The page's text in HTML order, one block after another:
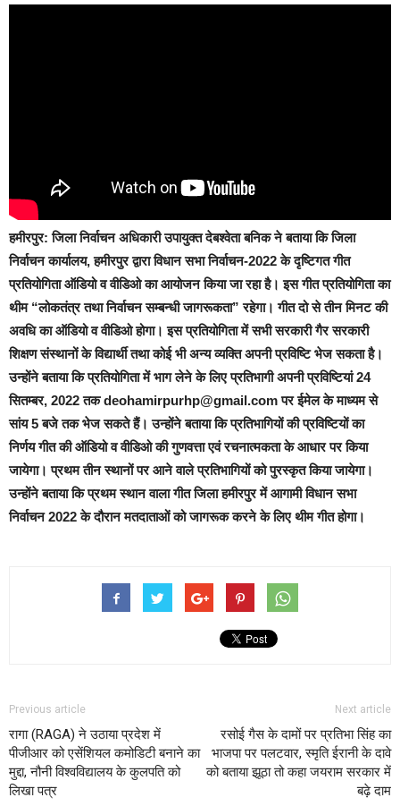
हमीरपुर: जिला निर्वाचन अधिकारी उपायुक्त देबश्वेता बनिक ने बताया कि जिला
निर्वाचन कार्यालय, हमीरपुर द्वारा विधान सभा निर्वाचन-2022 के दृष्टिगत गीत
प्रतियोगिता ऑडियो व वीडिओ का आयोजन किया जा रहा है। इस गीत प्रतियोगिता का
थीम “लोकतंत्र तथा निर्वाचन सम्बन्धी जागरूकता” रहेगा। गीत दो से तीन मिनट की
अवधि का ऑडियो व वीडिओ होगा। इस प्रतियोगिता में सभी सरकारी गैर सरकारी
शिक्षण संस्थानों के विद्यार्थी तथा कोई भी अन्य व्यक्ति अपनी प्रविष्टि भेज सकता है।
उन्होंने बताया कि प्रतियोगिता में भाग लेने के लिए प्रतिभागी अपनी प्रविष्टियां 24
सितम्बर, 2022 तक deohamirpurhp@gmail.com पर ईमेल के माध्यम से
सांय 5 बजे तक भेज सकते हैं। उन्होंने बताया कि प्रतिभागियों की प्रविष्टियों का
निर्णय गीत की ऑडियो व वीडिओ की गुणवत्ता एवं रचनात्मकता के आधार पर किया
जायेगा। प्रथम तीन स्थानों पर आने वाले प्रतिभागियों को पुरस्कृत किया जायेगा।
उन्होंने बताया कि प्रथम स्थान वाला गीत जिला हमीरपुर में आगामी विधान सभा
निर्वाचन 2022 के दौरान मतदाताओं को जागरूक करने के लिए थीम गीत होगा।
Previous article
रागा (RAGA) ने उठाया प्रदेश में
पीजीआर को एसेंशियल कमोडिटी बनाने का
मुद्दा, नौनी विश्वविद्यालय के कुलपति को
लिखा पत्र
Next article
रसोई गैस के दामों पर प्रतिभा सिंह का
भाजपा पर पलटवार, स्मृति ईरानी के दावे
को बताया झूठा तो कहा जयराम सरकार में
बढ़े दाम